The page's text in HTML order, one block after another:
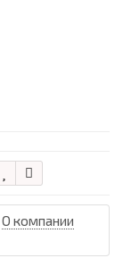
О компании